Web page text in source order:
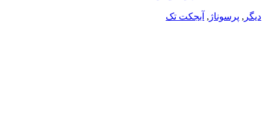
دیگر , پرسوناژ , آبجکت تک